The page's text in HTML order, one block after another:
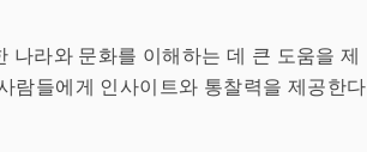
나라와 문화를 이해하는 데 큰 도움을 제
람들에게 인사이트와 통찰력을 제공한다